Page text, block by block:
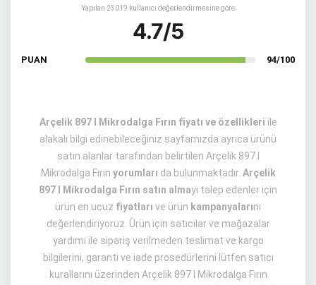
Yapılan 23019 kullanıcı değerlendirmesine göre
4.7/5
PUAN 94/100
Arçelik 897 I Mikrodalga Fırın fiyatı ve özellikleri ile
alakalı bilgi edinebileceğiniz sayfamızda ayrıca ürünü
satın alanlar tarafından belirtilen Arçelik 897 I
Mikrodalga Fırın yorumları da bulunmaktadır. Arçelik
897 I Mikrodalga Fırın satın almayı talep edenler için
ürün en ucuz fiyatları ve ürün kampanyalarını
değerlendiriyoruz. Ürün için satıcılar ve mağazalar
yardımı ile sipariş verilmeden teslimat ve kargo
bilgilerini, garanti ve iade prosedürlerini lütfen satıcı
kurallarını üzerinden Arçelik 897 I Mikrodalga Fırın